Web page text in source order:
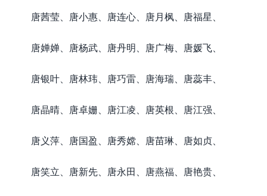
唐茜莹、唐小惠、唐连心、唐月枫、唐福星、
唐婵婵、唐杨武、唐丹明、唐广梅、唐媛飞、
唐银叶、唐林玮、唐巧雷、唐海瑞、唐蕊丰、
唐晶晴、唐卓姗、唐江凌、唐英根、唐江强、
唐义萍、唐国盈、唐秀嫦、唐苗琳、唐如贞、
唐笑立、唐新先、唐永田、唐燕福、唐艳贵、